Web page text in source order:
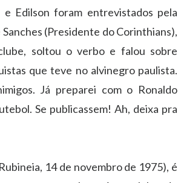
e Edilson foram entrevistados pela
(Presidente do Corinthians),
soltou o verbo e falou sobre
que teve no alvinegro paulista.
Já preparei com o Ronaldo
Se publicassem! Ah, deixa pra
14 de novembro de 1975), é